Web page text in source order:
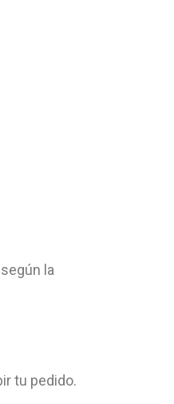
la
tu pedido.